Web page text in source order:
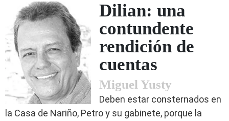
Dilian: una
contundente
rendición de
cuentas
Miguel Yusty
Deben estar consternados en
la Casa de Nariño, Petro y su gabinete, porque la